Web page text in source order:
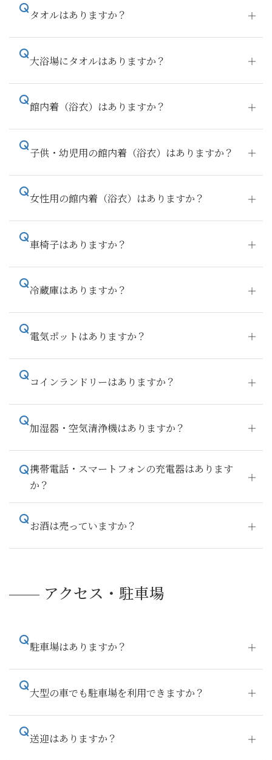
タオルはありますか？
大浴場にタオルはありますか？
館内着（浴衣）はありますか？
子供・幼児用の館内着（浴衣）はありますか？
女性用の館内着（浴衣）はありますか？
車椅子はありますか？
冷蔵庫はありますか？
電気ポットはありますか？
コインランドリーはありますか？
加湿器・空気清浄機はありますか？
携帯電話・スマートフォンの充電器はあります
か？
お酒は売っていますか？
アクセス・駐車場
駐車場はありますか？
大型の車でも駐車場を利用できますか？
送迎はありますか？